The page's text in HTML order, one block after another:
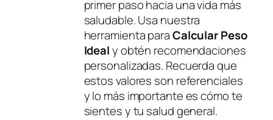
primer paso hacia una vida más
saludable. Usa nuestra
herramienta paraCalcular Peso
Idealy obtén recomendaciones
personalizadas. Recuerda que
estos valores son referenciales
y lo más importante es cómo te
sientes y tu salud general.